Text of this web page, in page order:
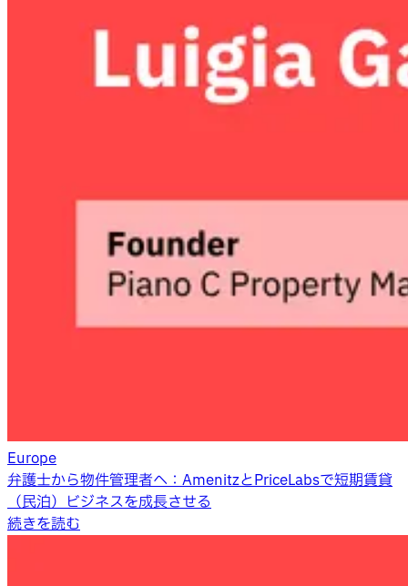
Europe
弁護士から物件管理者へ：AmenitzとPriceLabsで短期賃貸
（民泊）ビジネスを成長させる
続きを読む